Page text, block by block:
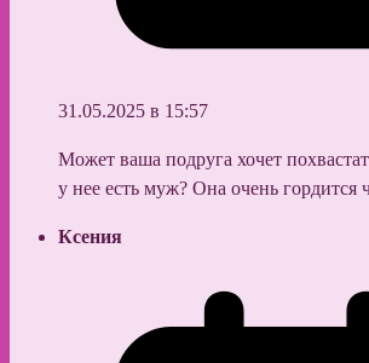
31.05.2025 в 15:57
Может ваша подруга хочет
у нее есть муж? Она очень гордится
Ксения